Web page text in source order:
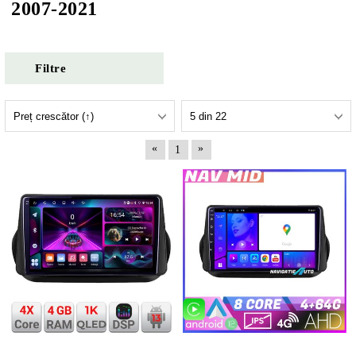
2007-2021
Filtre
« 1 »